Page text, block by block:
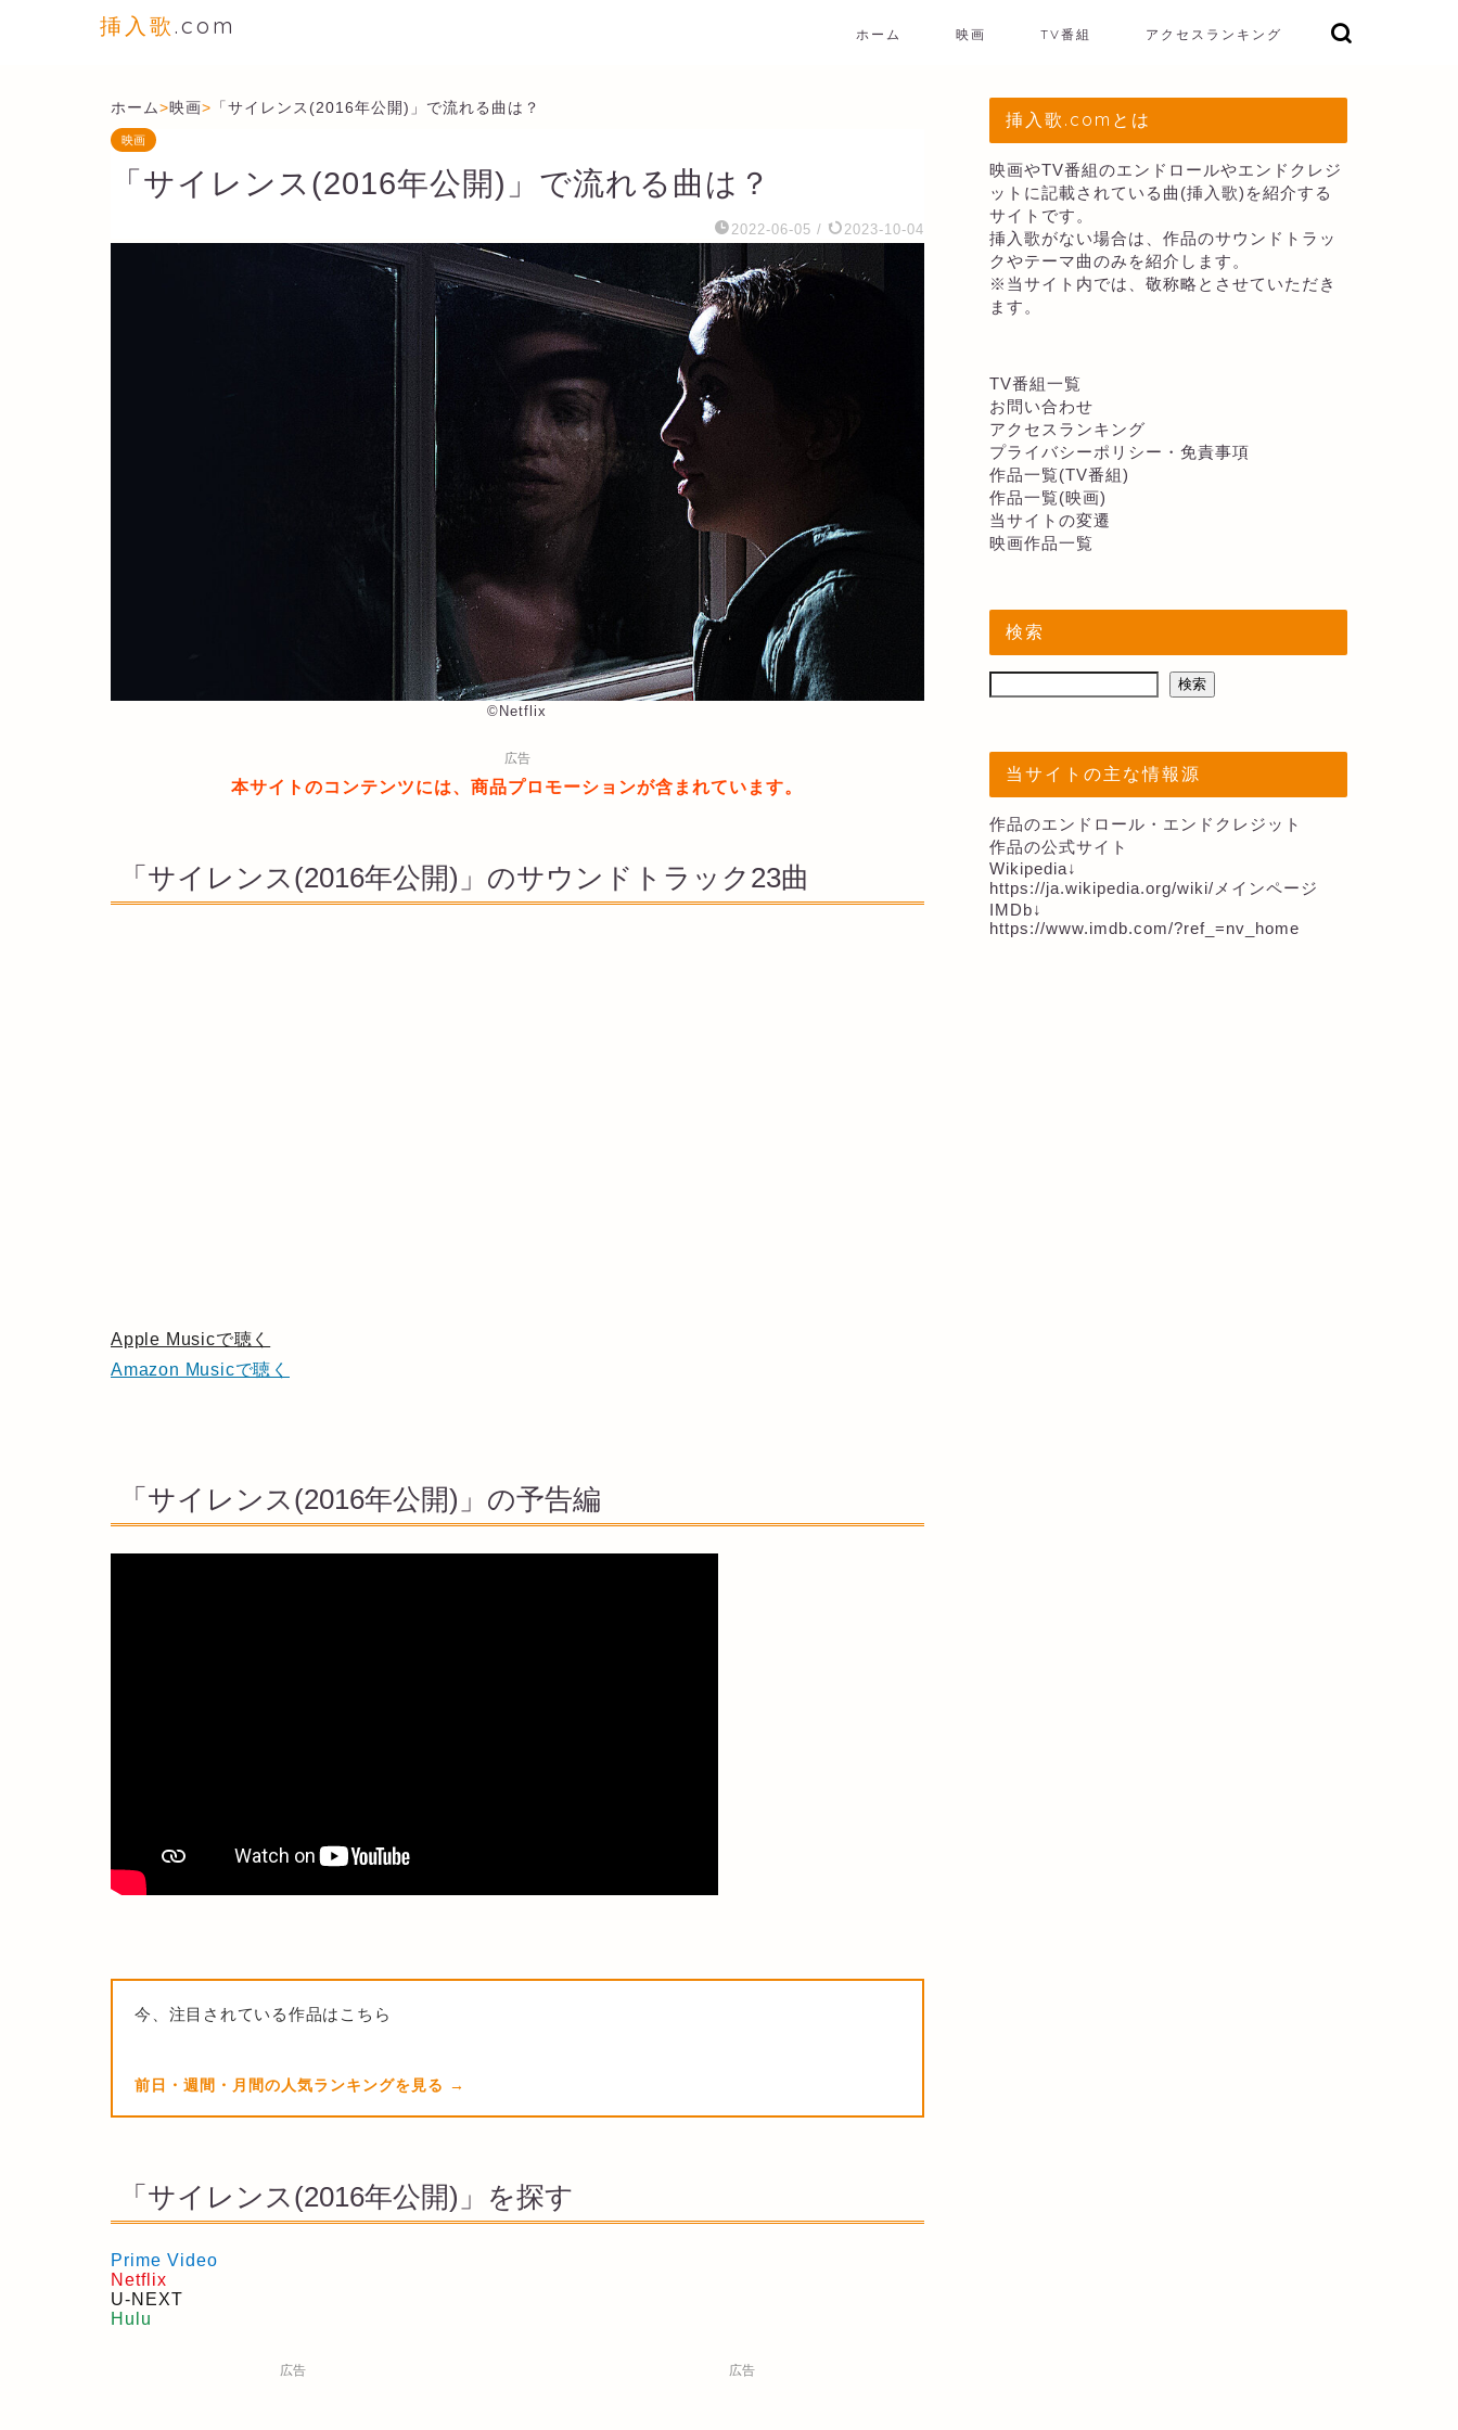
挿入歌.com ホーム 映画 TV番組 アクセスランキング
ホーム>映画> 「サイレンス(2016年公開)」で流れる曲は？
映画
「サイレンス(2016年公開)」で流れる曲は？
2022-06-05 / 2023-10-04
©︎Netflix
広告
本サイトのコンテンツには、商品プロモーションが含まれています。
「サイレンス(2016年公開)」のサウンドトラック23曲
Apple Musicで聴く
Amazon Musicで聴く
「サイレンス(2016年公開)」の予告編
今、注目されている作品はこちら
前日・週間・月間の人気ランキングを見る
「サイレンス(2016年公開)」を探す
Prime Video
Netflix
U-NEXT
Hulu
広告 広告
挿入歌.comとは
映画やTV番組のエンドロールやエンドクレジ
ットに記載されている曲(挿入歌)を紹介する
サイトです。
挿入歌がない場合は、作品のサウンドトラッ
クやテーマ曲のみを紹介します。
※当サイト内では、敬称略とさせていただき
ます。
TV番組一覧
お問い合わせ
アクセスランキング
プライバシーポリシー・免責事項
作品一覧(TV番組)
作品一覧(映画)
当サイトの変遷
映画作品一覧
検索
検索
当サイトの主な情報源
作品のエンドロール・エンドクレジット
作品の公式サイト
Wikipedia↓
https://ja.wikipedia.org/wiki/メインページ
IMDb↓
https://www.imdb.com/?ref_=nv_home